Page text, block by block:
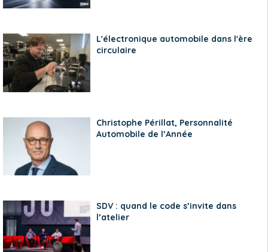
L'électronique automobile dans l'ère
circulaire
Christophe Périllat, Personnalité
Automobile de l’Année
SDV : quand le code s’invite dans
l’atelier